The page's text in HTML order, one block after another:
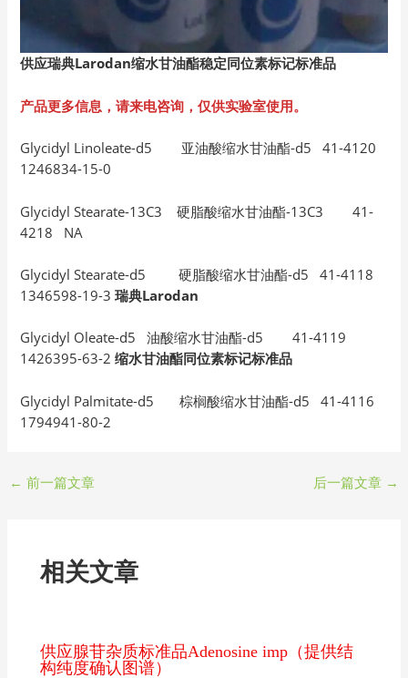
供应瑞典Larodan缩水甘油酯稳定同位素标记标准品
产品更多信息，请来电咨询，仅供实验室使用。
Glycidyl Linoleate-d5 亚油酸缩水甘油酯-d5 41-4120
1246834-15-0
Glycidyl Stearate-13C3 硬脂酸缩水甘油酯-13C3 41-
4218 NA
Glycidyl Stearate-d5 硬脂酸缩水甘油酯-d5 41-4118
1346598-19-3瑞典Larodan
Glycidyl Oleate-d5 油酸缩水甘油酯-d5 41-4119
1426395-63-2缩水甘油酯同位素标记标准品
Glycidyl Palmitate-d5 棕榈酸缩水甘油酯-d5 41-4116
1794941-80-2
← 前一篇文章 后一篇文章 →
相关文章
供应腺苷杂质标准品Adenosine imp（提供结
构纯度确认图谱）